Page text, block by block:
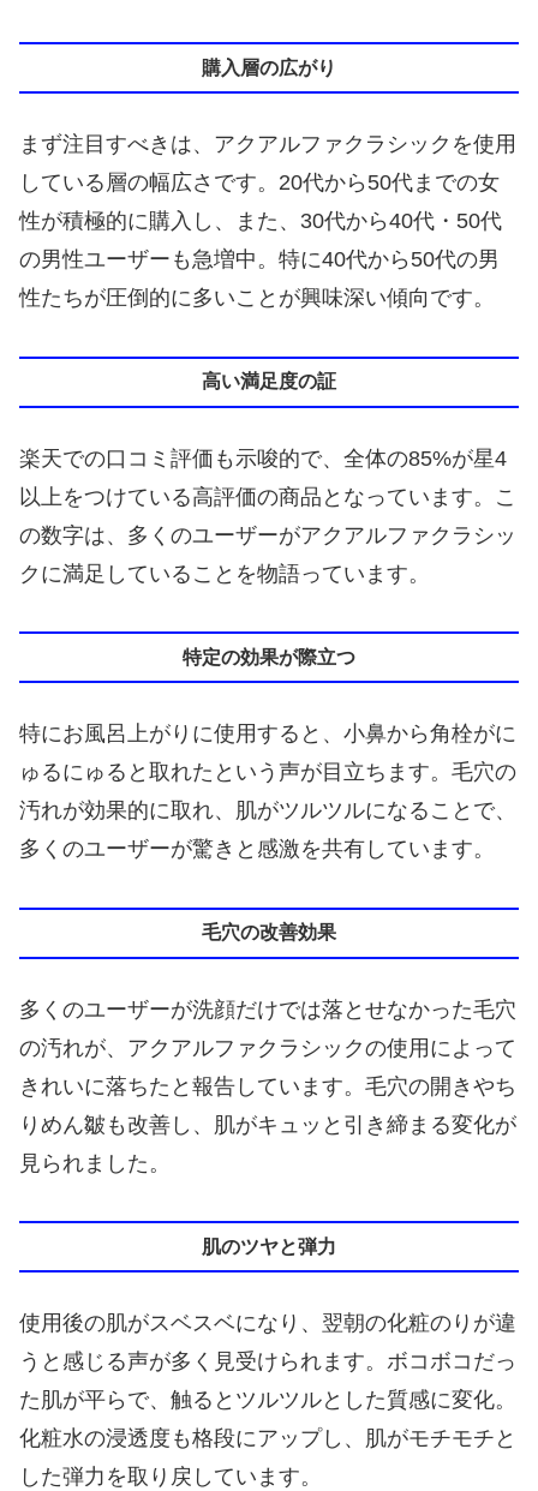
購入層の広がり
まず注目すべきは、アクアルファクラシックを使用
している層の幅広さです。20代から50代までの女
性が積極的に購入し、また、30代から40代・50代
の男性ユーザーも急増中。特に40代から50代の男
性たちが圧倒的に多いことが興味深い傾向です。
高い満足度の証
楽天での口コミ評価も示唆的で、全体の85%が星4
以上をつけている高評価の商品となっています。こ
の数字は、多くのユーザーがアクアルファクラシッ
クに満足していることを物語っています。
特定の効果が際立つ
特にお風呂上がりに使用すると、小鼻から角栓がに
ゅるにゅると取れたという声が目立ちます。毛穴の
汚れが効果的に取れ、肌がツルツルになることで、
多くのユーザーが驚きと感激を共有しています。
毛穴の改善効果
多くのユーザーが洗顔だけでは落とせなかった毛穴
の汚れが、アクアルファクラシックの使用によって
きれいに落ちたと報告しています。毛穴の開きやち
りめん皺も改善し、肌がキュッと引き締まる変化が
見られました。
肌のツヤと弾力
使用後の肌がスベスベになり、翌朝の化粧のりが違
うと感じる声が多く見受けられます。ボコボコだっ
た肌が平らで、触るとツルツルとした質感に変化。
化粧水の浸透度も格段にアップし、肌がモチモチと
した弾力を取り戻しています。